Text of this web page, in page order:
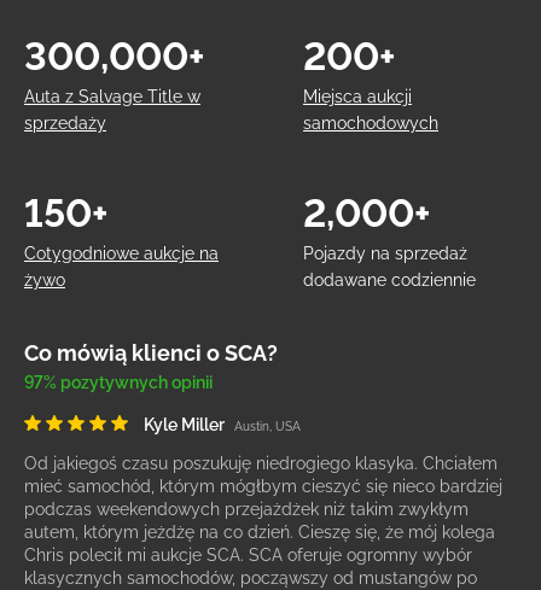
Auta z Salvage Title w
sprzedaży
300,000+
Miejsca aukcji
samochodowych
200+
Cotygodniowe aukcje na
żywo
150+
Pojazdy na sprzedaż
dodawane codziennie
2,000+
Co mówią klienci o SCA?
97% pozytywnych opinii
Kyle Miller Austin, USA
Od jakiegoś czasu poszukuję niedrogiego klasyka. Chciałem
mieć samochód, którym mógłbym cieszyć się nieco bardziej
podczas weekendowych przejażdżek niż takim zwykłym
autem, którym jeżdżę na co dzień. Cieszę się, że mój kolega
Chris polecił mi aukcje SCA. SCA oferuje ogromny wybór
klasycznych samochodów, począwszy od mustangów po